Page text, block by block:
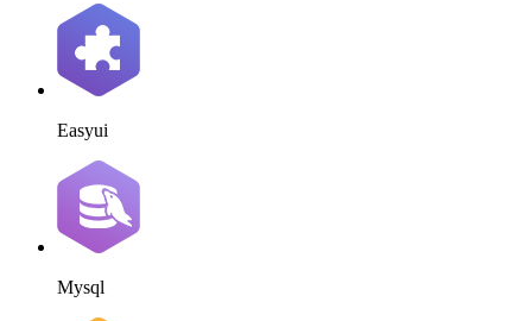
Easyui
Mysql